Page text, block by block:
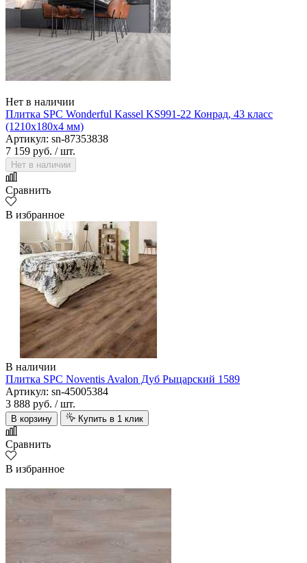
Нет в наличии
Плитка SPC Wonderful Kassel KS991-22 Конрад, 43 класс
(1210х180х4 мм)
Артикул: sn-87353838
7 159 руб. / шт.
Нет в наличии
Сравнить
В избранное
В наличии
Плитка SPC Noventis Avalon Дуб Рыцарский 1589
Артикул: sn-45005384
3 888 руб. / шт.
В корзину Купить в 1 клик
Сравнить
В избранное